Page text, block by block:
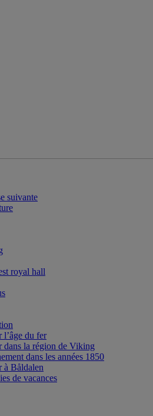
suivante
royal hall
l’âge du fer
dans la région de Viking
dans les années 1850
à Båldalen
de vacances